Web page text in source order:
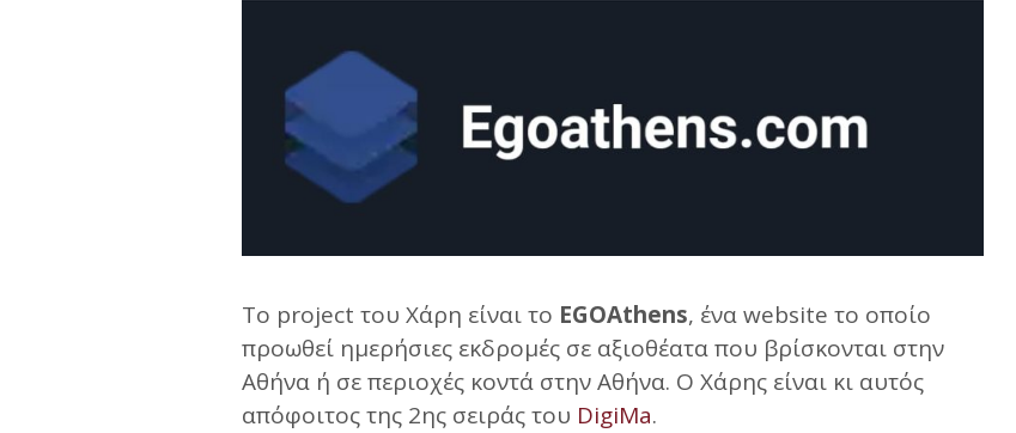
To project του Χάρη είναι το EGOAthens, ένα website το οποίο
προωθεί ημερήσιες εκδρομές σε αξιοθέατα που βρίσκονται στην
Αθήνα ή σε περιοχές κοντά στην Αθήνα. Ο Χάρης είναι κι αυτός
απόφοιτος της 2ης σειράς του DigiMa.